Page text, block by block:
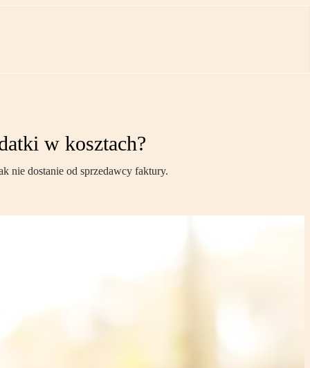
w kosztach?
nie dostanie od sprzedawcy faktury.